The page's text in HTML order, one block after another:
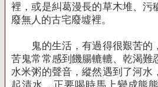
裡，或是糾葛漫長的草木堆、污
廢無人的古宅廢墟裡。
鬼的生活，有過得很艱苦的，
苦鬼常常感到饑腸轆轆、乾渴難
水米粥的聲音，縱然遇到了河水